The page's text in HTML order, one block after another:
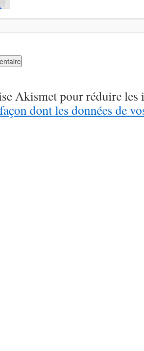
Akismet pour réduire les
dont les données de